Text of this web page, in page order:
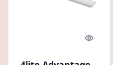
Quick look